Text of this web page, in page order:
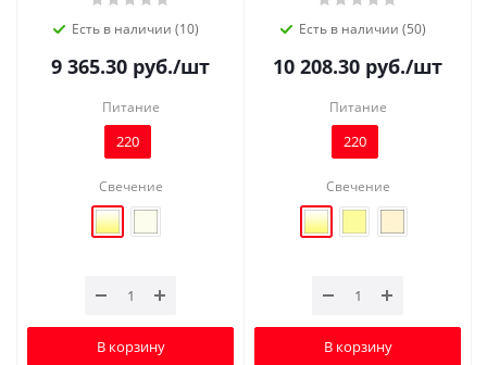
Есть в наличии (10)
9 365.30 руб./шт
Питание
220
Свечение
В корзину
Есть в наличии (50)
10 208.30 руб./шт
Питание
220
Свечение
В корзину